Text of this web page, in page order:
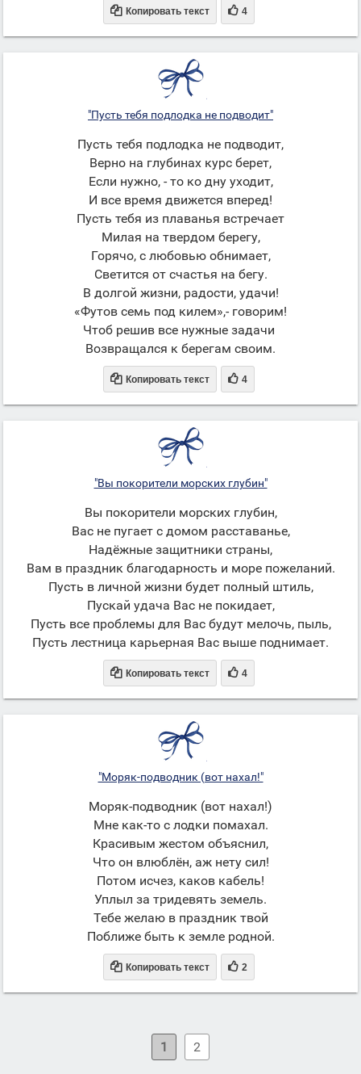
 Копировать текст  4
"Пусть тебя подлодка не подводит"
Пусть тебя подлодка не подводит,
Верно на глубинах курс берет,
Если нужно, - то ко дну уходит,
И все время движется вперед!
Пусть тебя из плаванья встречает
Милая на твердом берегу,
Горячо, с любовью обнимает,
Светится от счастья на бегу.
В долгой жизни, радости, удачи!
«Футов семь под килем»,- говорим!
Чтоб решив все нужные задачи
Возвращался к берегам своим.
 Копировать текст  4
"Вы покорители морских глубин"
Вы покорители морских глубин,
Вас не пугает с домом расставанье,
Надёжные защитники страны,
Вам в праздник благодарность и море пожеланий.
Пусть в личной жизни будет полный штиль,
Пускай удача Вас не покидает,
Пусть все проблемы для Вас будут мелочь, пыль,
Пусть лестница карьерная Вас выше поднимает.
 Копировать текст  4
"Моряк-подводник (вот нахал!"
Моряк-подводник (вот нахал!)
Мне как-то с лодки помахал.
Красивым жестом объяснил,
Что он влюблён, аж нету сил!
Потом исчез, каков кабель!
Уплыл за тридевять земель.
Тебе желаю в праздник твой
Поближе быть к земле родной.
 Копировать текст  2
1 2